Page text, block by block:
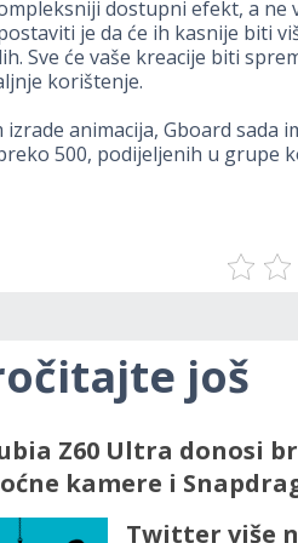
dostupni efekt, a ne
je da će ih kasnije biti
Sve će vaše kreacije biti
korištenje.
izrade animacija, Gboard sada
500, podijeljenih u grupe
još
Z60 Ultra donosi
kamere i
Twitter više